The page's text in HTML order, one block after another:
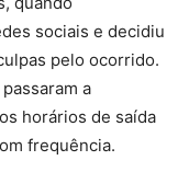
sociais e decidiu
pelo ocorrido.
a
horários de saída
frequência.